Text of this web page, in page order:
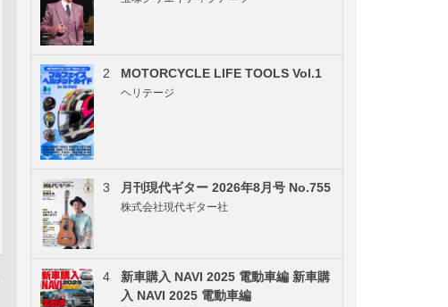
2 MOTORCYCLE LIFE TOOLS Vol.1
ヘリテージ
3 月刊現代ギター 2026年8月号 No.755
株式会社現代ギター社
4
新車購入 NAVI 2025 電動車編 新車購
入 NAVI 2025 電動車編